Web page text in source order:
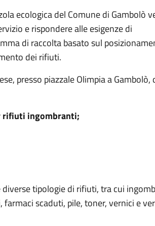
ecologica del Comune di Gambolò
e rispondere alle esigenze di
di raccolta basato sul
dei rifiuti.
presso piazzale Olimpia a Gambolò,
rifiuti ingombranti;
tipologie di rifiuti, tra cui
scaduti, pile, toner, vernici e